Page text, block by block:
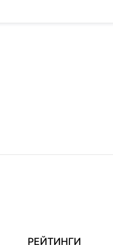
РЕЙТИНГИ